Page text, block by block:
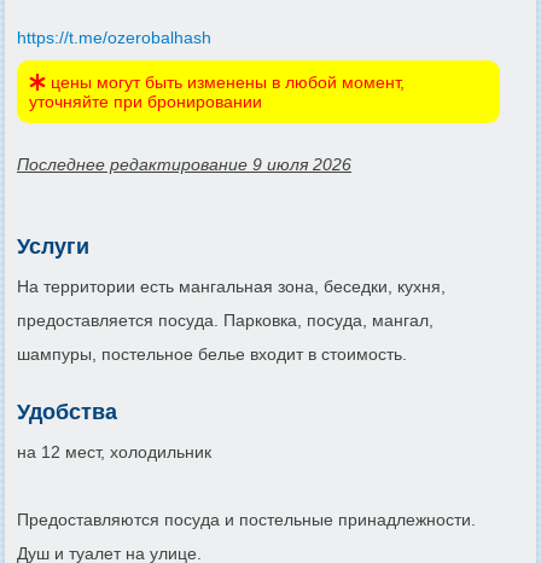
https://t.me/ozerobalhash
цены могут быть изменены в любой момент,
уточняйте при бронировании
Последнее редактирование 9 июля 2026
Услуги
На территории есть мангальная зона, беседки, кухня,
предоставляется посуда. Парковка, посуда, мангал,
шампуры, постельное белье входит в стоимость.
Удобства
на 12 мест, холодильник
Предоставляются посуда и постельные принадлежности.
Душ и туалет на улице.